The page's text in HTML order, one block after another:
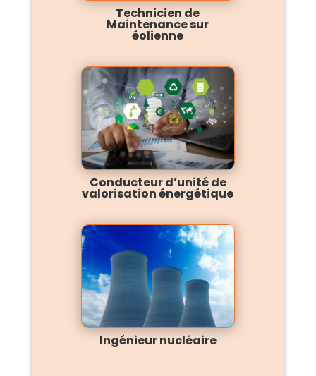
Technicien de
Maintenance sur
éolienne
Conducteur d’unité de
valorisation énergétique
Ingénieur nucléaire